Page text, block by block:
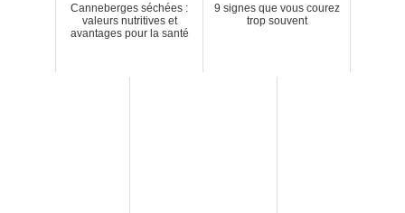
Canneberges séchées :
valeurs nutritives et
avantages pour la santé
9 signes que vous courez
trop souvent